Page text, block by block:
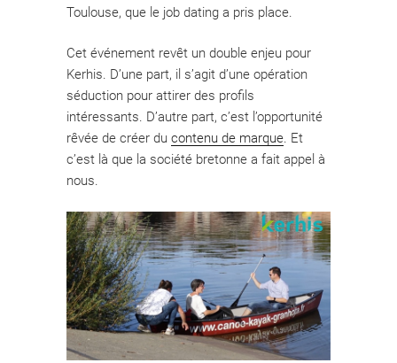
Toulouse, que le job dating a pris place.
Cet événement revêt un double enjeu pour
Kerhis. D’une part, il s’agit d’une opération
séduction pour attirer des profils
intéressants. D’autre part, c’est l’opportunité
rêvée de créer du contenu de marque. Et
c’est là que la société bretonne a fait appel à
nous.